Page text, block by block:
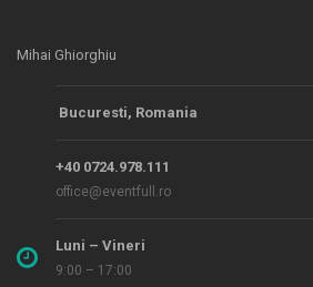
Mihai Ghiorghiu
Bucuresti, Romania
+40 0724.978.111
office@eventfull.ro
Luni – Vineri
9:00 – 17:00